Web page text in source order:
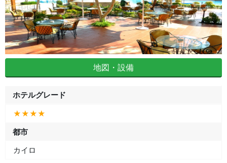
地図・設備
ホテルグレード
★★★★
都市
カイロ